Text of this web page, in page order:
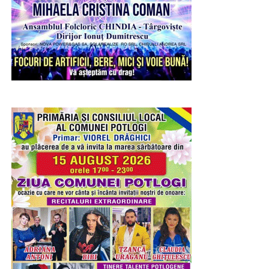
„Celebrările liturgice ale zilei de 10 august se vor
încheia cu Pelerinajul celor peste 4.000 de tineri din
Arhiepiscopia Târgoviștei, care vor străbate centrul
vechi al orașului cu moaștele Sfântului Ierarh Nifon.
Procesiunea se va opri la Mănăstirea Stelea și la
noștri”, a declarat Carlo Beltrame – Country Manager
pentru Franța și România & Chief Business
Development Officer al Grupului AFV Beltrame.
Donalam este unul dintre jucătorii importanți activi în
sectorul siderurgic local și singurul producător local de
oțel beton și oțeluri speciale. La combinatul din